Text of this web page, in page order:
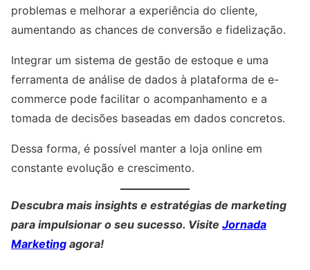
problemas e melhorar a experiência do cliente,
aumentando as chances de conversão e fidelização.
Integrar um sistema de gestão de estoque e uma
ferramenta de análise de dados à plataforma de e-
commerce pode facilitar o acompanhamento e a
tomada de decisões baseadas em dados concretos.
Dessa forma, é possível manter a loja online em
constante evolução e crescimento.
Descubra mais insights e estratégias de marketing
para impulsionar o seu sucesso. Visite Jornada
Marketing agora!